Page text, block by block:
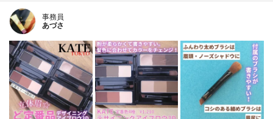
事務員
あづさ